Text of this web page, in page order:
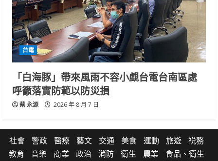
台電
「白海豚」帶來風雨不容小覷台電台南區處
呼籲落實防範以防災損
蔡 永源 2026 年 8 月 7 日
社會 警政 醫療 藝文 交通 美食 運動 旅遊
祱務
教育
音樂 商業 政治 消防 衛生 農業 食品、衛生